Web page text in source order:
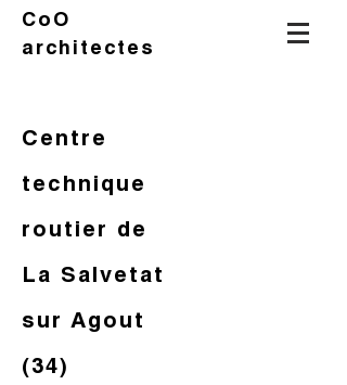
CoO
architectes
Centre
technique
routier de
La Salvetat
sur Agout
(34)